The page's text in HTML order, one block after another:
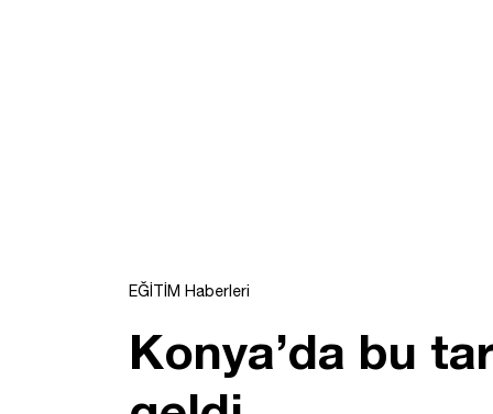
EĞİTİM Haberleri
Konya’da bu